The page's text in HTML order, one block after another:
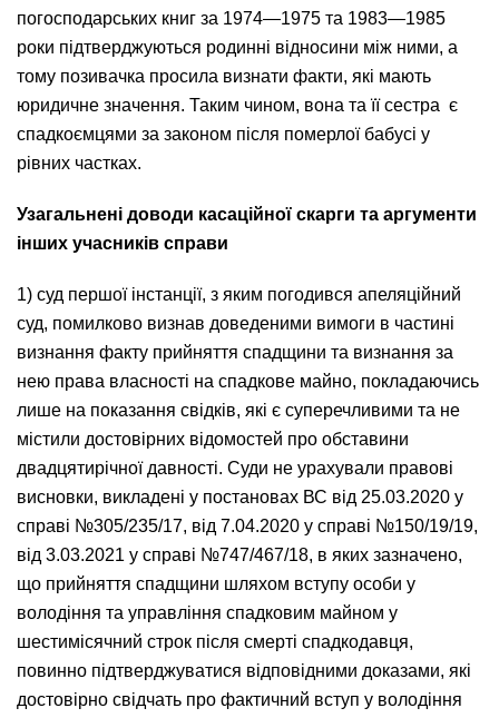
погосподарських книг за 1974—1975 та 1983—1985
роки підтверджуються родинні відносини між ними, а
тому позивачка просила визнати факти, які мають
юридичне значення. Таким чином, вона та її сестра є
спадкоємцями за законом після померлої бабусі у
рівних частках.
Узагальнені доводи касаційної скарги та аргументи
інших учасників справи
1) суд першої інстанції, з яким погодився апеляційний
суд, помилково визнав доведеними вимоги в частині
визнання факту прийняття спадщини та визнання за
нею права власності на спадкове майно, покладаючись
лише на показання свідків, які є суперечливими та не
містили достовірних відомостей про обставини
двадцятирічної давності. Суди не урахували правові
висновки, викладені у постановах ВС від 25.03.2020 у
справі №305/235/17, від 7.04.2020 у справі №150/19/19,
від 3.03.2021 у справі №747/467/18, в яких зазначено,
що прийняття спадщини шляхом вступу особи у
володіння та управління спадковим майном у
шестимісячний строк після смерті спадкодавця,
повинно підтверджуватися відповідними доказами, які
достовірно свідчать про фактичний вступ у володіння